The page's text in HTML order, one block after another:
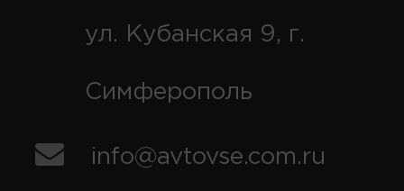
ул. Кубанская 9, г.
Симферополь
info@avtovse.com.ru